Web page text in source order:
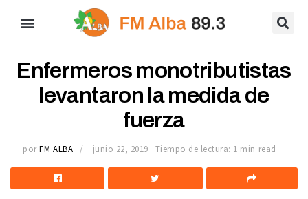
Enfermeros monotributistas
levantaron la medida de
fuerza
por FM ALBA junio 22, 2019 Tiempo de lectura: 1 min read